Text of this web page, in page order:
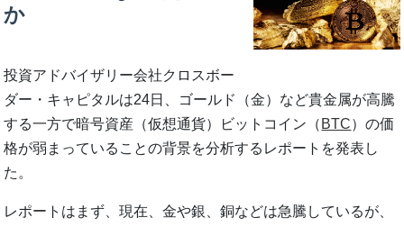
か
投資アドバイザリー会社クロスボー
ダー・キャピタルは24日、ゴールド（金）など貴金属が高騰
する一方で暗号資産（仮想通貨）ビットコイン（ BTC）の価
格が弱まっていることの背景を分析するレポートを発表し
た。
レポートはまず、現在、金や銀、銅などは急騰しているが、